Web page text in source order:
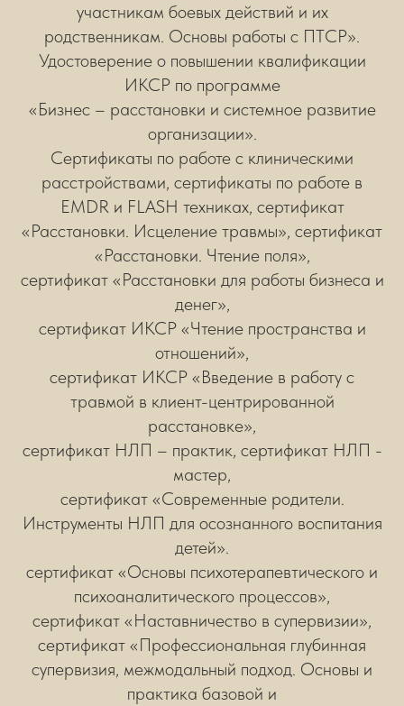
участникам боевых действий и их
родственникам. Основы работы с ПТСР».
Удостоверение о повышении квалификации
ИКСР по программе
«Бизнес – расстановки и системное развитие
организации».
Сертификаты по работе с клиническими
расстройствами, сертификаты по работе в
EMDR и FLASH техниках, сертификат
«Расстановки. Исцеление травмы», сертификат
«Расстановки. Чтение поля»,
сертификат «Расстановки для работы бизнеса и
денег»,
сертификат ИКСР «Чтение пространства и
отношений»,
сертификат ИКСР «Введение в работу с
травмой в клиент-центрированной
расстановке»,
сертификат НЛП – практик, сертификат НЛП -
мастер,
сертификат «Современные родители.
Инструменты НЛП для осознанного воспитания
детей».
сертификат «Основы психотерапевтического и
психоаналитического процессов»,
сертификат «Наставничество в супервизии»,
сертификат «Профессиональная глубинная
супервизия, межмодальный подход. Основы и
практика базовой и